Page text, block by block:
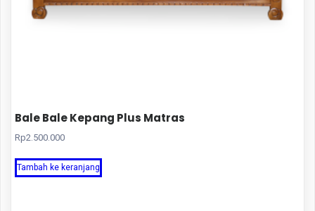
Bale Bale Kepang Plus Matras
Rp2.500.000
Tambah ke keranjang